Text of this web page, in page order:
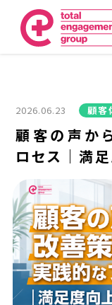
2026.06.23 顧客
顧客の声か
ロセス｜満